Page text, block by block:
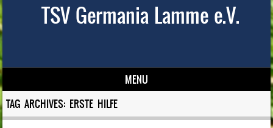
TSV Germania Lamme e.V.
MENU
Skip to content
TAG ARCHIVES: ERSTE HILFE